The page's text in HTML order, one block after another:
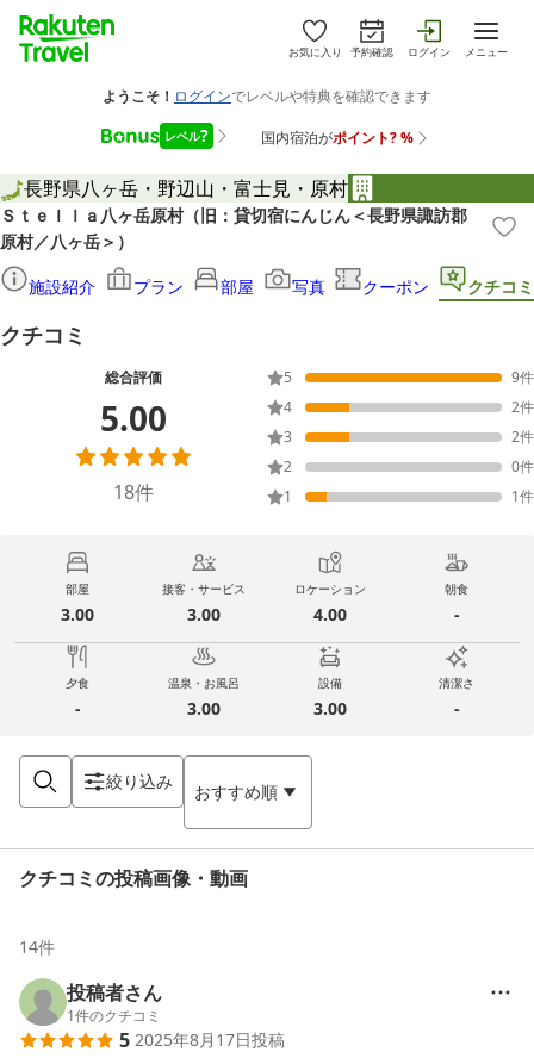
お気に入り 予約確認 ログイン メニュー
長野県八ヶ岳・野辺山・富士見・原村
Ｓｔｅｌｌａ八ヶ岳原村（旧：貸切宿にんじん＜長野県諏訪郡
原村／八ヶ岳＞）
施設紹介
プラン 部屋 写真 クーポン クチコミ
クチコミ
総合評価
5.00
18件
5 9件
4
2件
3
2件
2
0件
1
1件
部屋
3.00
接客・サービス
3.00
ロケーション
4.00
朝食
-
夕食
-
温泉・お風呂
3.00
設備
3.00
清潔さ
-
絞り込み おすすめ順
クチコミの投稿画像・動画
14件
投稿者さん
1件のクチコミ
5 2025年8月17日投稿